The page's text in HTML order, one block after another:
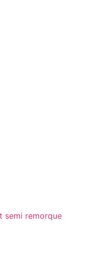
semi remorque